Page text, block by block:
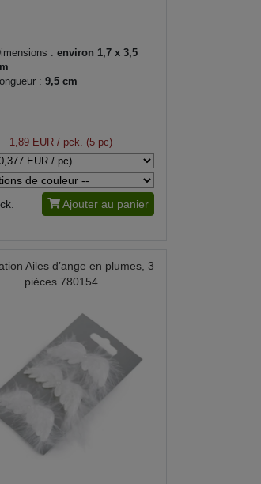
: environ 1,7 x 3,5
: 9,5 cm
1,89 EUR / pck. (5 pc)
Ajouter au panier
Ailes d’ange en plumes, 3
pièces 780154